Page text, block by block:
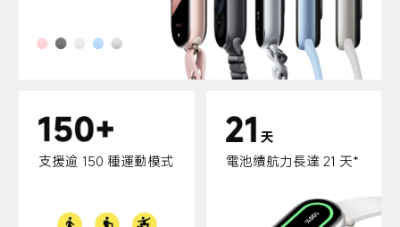
支援逾 150 種運動模式
天
電池續航力長達 21 天*